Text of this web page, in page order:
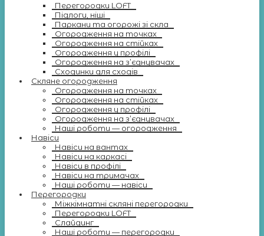
Перегородки LOFT
Підлоги, ніші
Паркани та огорожі зі скла
Огородження на точках
Огородження на стійках
Огородження у профілі
Огородження на з’єднувачах
Сходинки для сходів
Скляне огородження
Огородження на точках
Огородження на стійках
Огородження у профілі
Огородження на з’єднувачах
Наші роботи — огородження
Навіси
Навіси на вантах
Навіси на каркасі
Навіси в профілі
Навіси на тримачах
Наші роботи — навіси
Перегородки
Міжкімнатні скляні перегородки
Перегородки LOFT
Слайдинг
Наші роботи — перегородки